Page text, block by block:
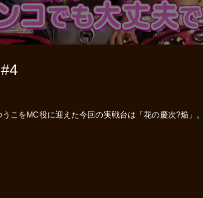
こをMC役に迎えた今回の実戦台は「花の慶次?焔」